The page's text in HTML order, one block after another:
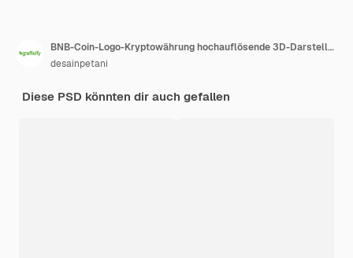
BNB-Coin-Logo-Kryptowährung hochauflösende 3D-Darstellung transparent
desainpetani
Diese PSD könnten dir auch gefallen